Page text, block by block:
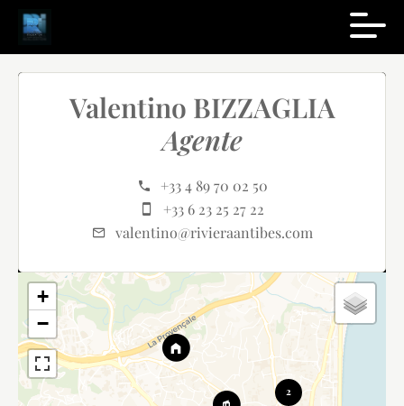
Valentino BIZZAGLIA
Agente
+33 4 89 70 02 50
+33 6 23 25 27 22
valentino@rivieraantibes.com
2
+
−